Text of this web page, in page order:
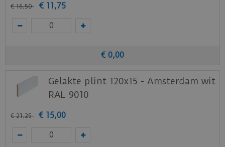
€ 16,50 € 11,75
€ 0,00
Gelakte plint 120x15 - Amsterdam wit
RAL 9010
€ 21,25 € 15,00